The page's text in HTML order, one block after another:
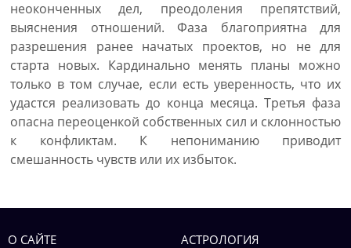
неоконченных дел, преодоления препятствий,
выяснения отношений. Фаза благоприятна для
разрешения ранее начатых проектов, но не для
старта новых. Кардинально менять планы можно
только в том случае, если есть уверенность, что их
удастся реализовать до конца месяца. Третья фаза
опасна переоценкой собственных сил и склонностью
к конфликтам. К непониманию приводит
смешанность чувств или их избыток.
О САЙТЕ АСТРОЛОГИЯ